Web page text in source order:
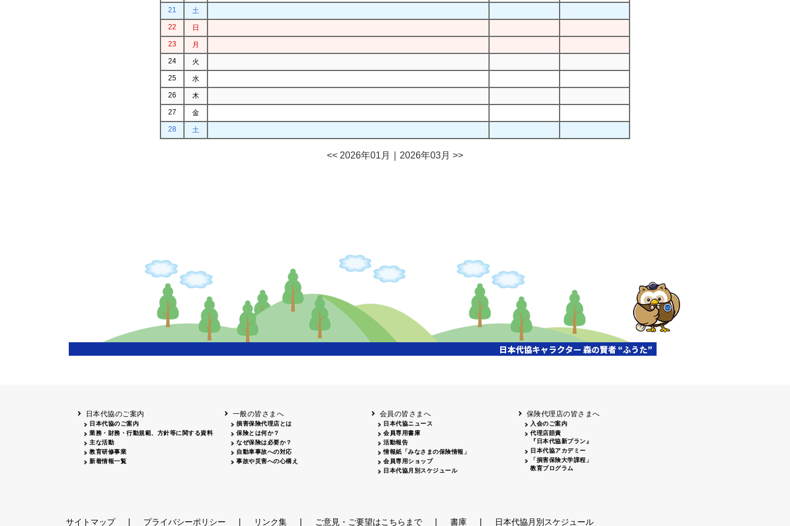
21
土
22
日
23
月
24
火
25
水
26
木
27
金
28
土
<< 2026年01月 2026年03月 >>
日本代協のご案内
日本代協のご案内
業務・財務・行動規範、方針等に関する資料
主な活動
教育研修事業
新着情報一覧
一般の皆さまへ
損害保険代理店とは
保険とは何か？
なぜ保険は必要か？
自動車事故への対応
事故や災害への心構え
会員の皆さまへ
日本代協ニュース
会員専用書庫
活動報告
情報紙「みなさまの保険情報」
会員専用ショップ
日本代協月別スケジュール
保険代理店の皆さまへ
入会のご案内
代理店賠責
『日本代協新プラン』
日本代協アカデミー
「損害保険大学課程」
教育プログラム
サイトマップ | プライバシーポリシー | リンク集 | ご意見・ご要望はこちらまで | 書庫 | 日本代協月別スケジュール